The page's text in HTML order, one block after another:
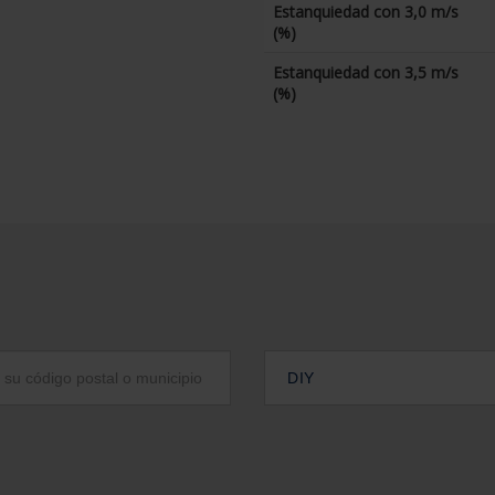
Estanquiedad con 3,0 m/s
(%)
Estanquiedad con 3,5 m/s
(%)
DIY